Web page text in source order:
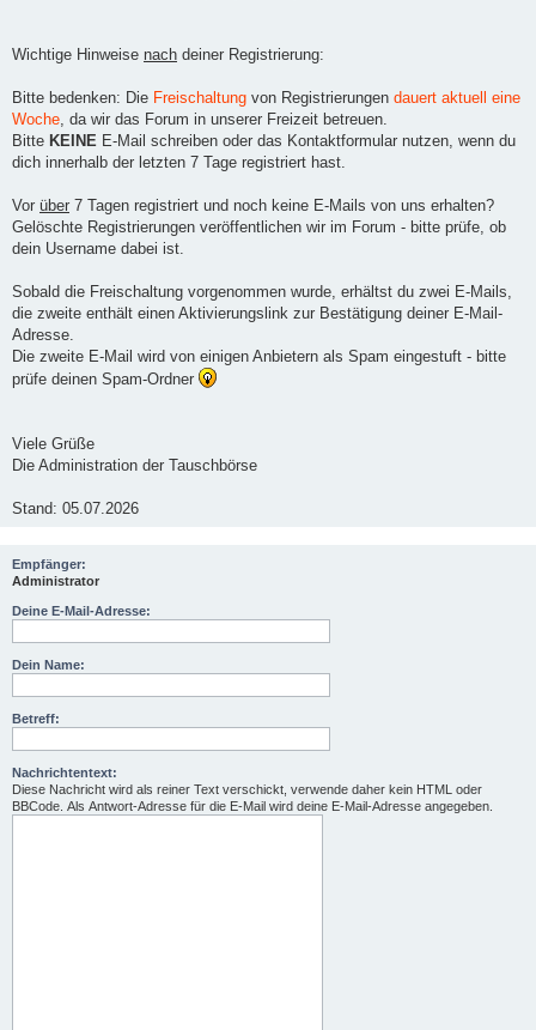
Wichtige Hinweise nach deiner Registrierung:
Bitte bedenken: Die Freischaltung von Registrierungen dauert aktuell eine
Woche, da wir das Forum in unserer Freizeit betreuen.
Bitte KEINE E-Mail schreiben oder das Kontaktformular nutzen, wenn du
dich innerhalb der letzten 7 Tage registriert hast.
Vor über 7 Tagen registriert und noch keine E-Mails von uns erhalten?
Gelöschte Registrierungen veröffentlichen wir im Forum - bitte prüfe, ob
dein Username dabei ist.
Sobald die Freischaltung vorgenommen wurde, erhältst du zwei E-Mails,
die zweite enthält einen Aktivierungslink zur Bestätigung deiner E-Mail-
Adresse.
Die zweite E-Mail wird von einigen Anbietern als Spam eingestuft - bitte
prüfe deinen Spam-Ordner
Viele Grüße
Die Administration der Tauschbörse
Stand: 05.07.2026
Empfänger:
Administrator
Deine E-Mail-Adresse:
Dein Name:
Betreff:
Nachrichtentext:
Diese Nachricht wird als reiner Text verschickt, verwende daher kein HTML oder
BBCode. Als Antwort-Adresse für die E-Mail wird deine E-Mail-Adresse angegeben.